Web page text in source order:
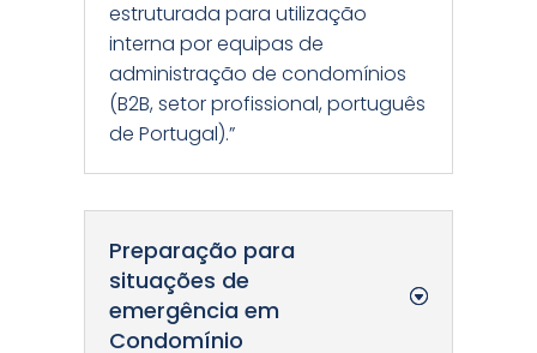
estruturada para utilização
interna por equipas de
administração de condomínios
(B2B, setor profissional, português
de Portugal).”
Preparação para
situações de
emergência em
Condomínio